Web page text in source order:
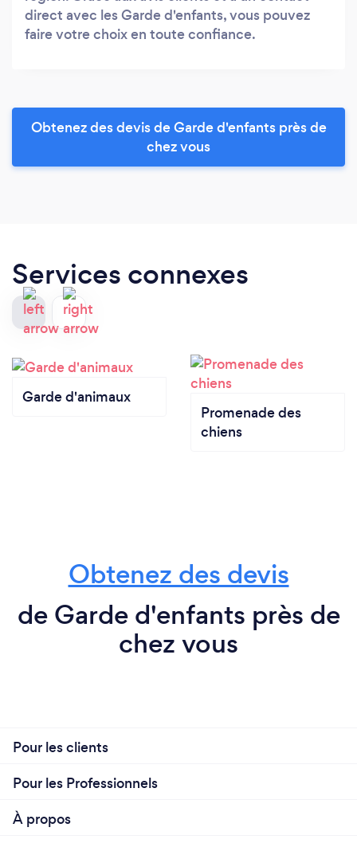
direct avec les Garde d'enfants, vous pouvez
faire votre choix en toute confiance.
Obtenez des devis de Garde d'enfants près de
chez vous
Services connexes
Garde d'animaux
Promenade des
chiens
Obtenez des devis
de Garde d'enfants près de
chez vous
Pour les clients
Pour les Professionnels
À propos